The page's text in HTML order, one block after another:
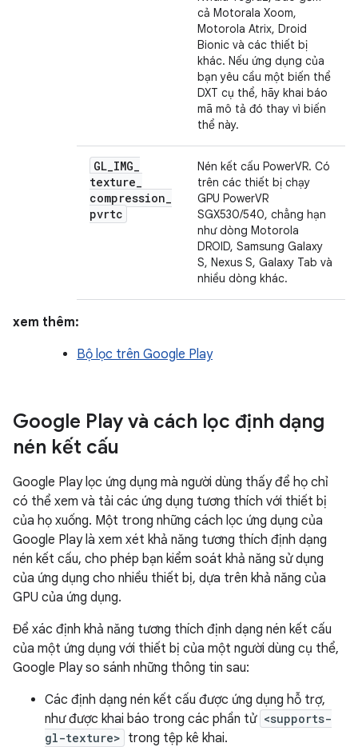
cả Motorala Xoom,
Motorola Atrix, Droid
Bionic và các thiết bị
khác. Nếu ứng dụng của
bạn yêu cầu một biến thể
DXT cụ thể, hãy khai báo
mã mô tả đó thay vì biến
thể này.
GL_IMG_
texture_
compression_
pvrtc
Nén kết cấu PowerVR. Có
trên các thiết bị chạy
GPU PowerVR
SGX530/540, chẳng hạn
như dòng Motorola
DROID, Samsung Galaxy
S, Nexus S, Galaxy Tab và
nhiều dòng khác.
xem thêm:
Bộ lọc trên Google Play
Google Play và cách lọc định dạng
nén kết cấu
Google Play lọc ứng dụng mà người dùng thấy để họ chỉ
có thể xem và tải các ứng dụng tương thích với thiết bị
của họ xuống. Một trong những cách lọc ứng dụng của
Google Play là xem xét khả năng tương thích định dạng
nén kết cấu, cho phép bạn kiểm soát khả năng sử dụng
của ứng dụng cho nhiều thiết bị, dựa trên khả năng của
GPU của ứng dụng.
Để xác định khả năng tương thích định dạng nén kết cấu
của một ứng dụng với thiết bị của một người dùng cụ thể,
Google Play so sánh những thông tin sau:
Các định dạng nén kết cấu được ứng dụng hỗ trợ,
như được khai báo trong các phần tử <supports-
gl-texture> trong tệp kê khai.